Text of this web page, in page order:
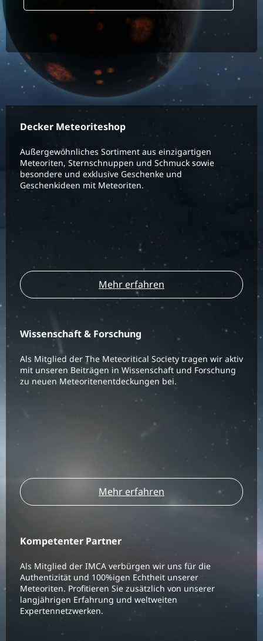
Decker Meteoriteshop
Außergewöhnliches Sortiment aus einzigartigen
Meteoriten, Sternschnuppen und Schmuck sowie
besondere und exklusive Geschenke und
Geschenkideen mit Meteoriten.
Mehr erfahren
Wissenschaft & Forschung
Als Mitglied der The Meteoritical Society tragen wir aktiv
mit unseren Beiträgen in Wissenschaft und Forschung
zu neuen Meteoritenentdeckungen bei.
Mehr erfahren
Kompetenter Partner
Als Mitglied der IMCA verbürgen wir uns für die
Authentizität und 100%igen Echtheit unserer
Meteoriten. Profitieren Sie zusätzlich von unserer
langjährigen Erfahrung und weltweiten
Expertennetzwerken.